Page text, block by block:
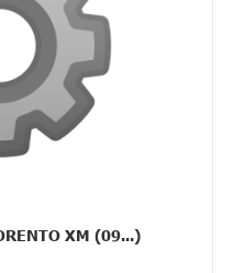
XM (09...)